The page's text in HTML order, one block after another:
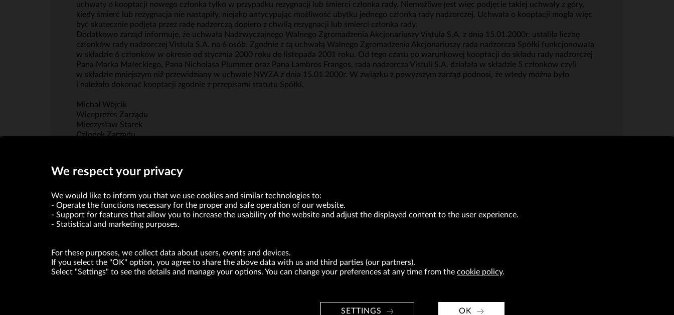
uchwały o kooptacji nowego członka tylko w przypadku rezygnacji lub śmierci członka rady. Niemożliwe jest więc podjęcie takiej uchwały z góry,
kiedy śmierć lub rezygnacja nie nastąpiły, niejako antycypując możliwość ubytku jednego członka rady nadzorczej. Uchwała o kooptacji mogła więc
być skutecznie podjęta przez radę nadzorczą dopiero z chwilą rezygnacji lub śmierci członka rady.
Dodatkowo zarząd informuje, że uchwała Nadzwyczajnego Walnego Zgromadzenia Akcjonariuszy Vistula S.A. z dnia 15.01.2000r. ustaliła liczbę
członków rady nadzorczej Vistula S.A. na 6 osób. Zgodnie z tą uchwałą Walnego Zgromadzenia Akcjonariuszy rada nadzorcza Spółki funkcjonowała
w składzie 6 członków w okresie od stycznia 2000 roku do listopada 2001 roku. Od tego czasu po warunkowej kooptacji do składu rady nadzorczej
Pana Marka Małeckiego, Pana Nicholasa Plummer oraz Pana Lambros Frangos, rada nadzorcza Vistuli S.A. działała w składzie 5 członków czyli
w składzie mniejszym niż przewidziany w uchwale NWZA z dnia 15.01.2000r. W związku z powyższym zarząd podnosi, że wtedy można było
i należało dokonać kooptacji zgodnie z przepisami statutu Spółki.
Michał Wójcik
Wiceprezes Zarządu
Mieczysław Starek
Członek Zarządu
District Court for Kraków-Śródmieście in Kraków
XI Economic Department of the National Court Register number 0000047082
Authorized share capital in the amount of PLN 49,122,108.00, fully paid-up.
FOR INVESTORS PRESS OFFICE CAREER
We respect your privacy
We would like to inform you that we use cookies and similar technologies to:
Operate the functions necessary for the proper and safe operation of our website.
Support for features that allow you to increase the usability of the website and adjust the displayed content to the user experience.
Statistical and marketing purposes.
For these purposes, we collect data about users, events and devices.
If you select the "OK" option, you agree to share the above data with us and third parties (our partners).
Select "Settings" to see the details and manage your options. You can change your preferences at any time from the cookie policy.
SETTINGS OK